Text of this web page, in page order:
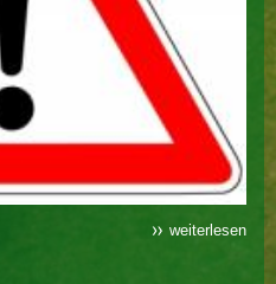
weiterlesen